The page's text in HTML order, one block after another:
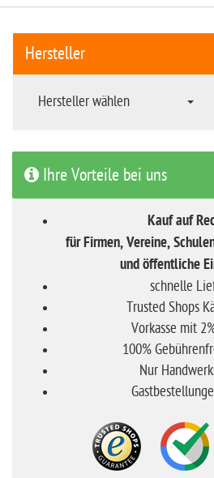
Hersteller
Hersteller wählen
Ihre Vorteile bei uns
Kauf auf
für Firmen, Vereine,
und öffentliche
schnelle
Trusted Shops
Vorkasse mit
100%
Nur